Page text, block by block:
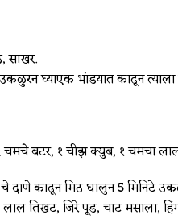
साखर.
घ्याएक भांडयात काढून त्याला
चमचे बटर, १ चीझ क्युब, १ चमचा
दाणे काढून मिठ घालुन 5 मिनिटे
तिखट, जिरे पूड, चाट मसाला,